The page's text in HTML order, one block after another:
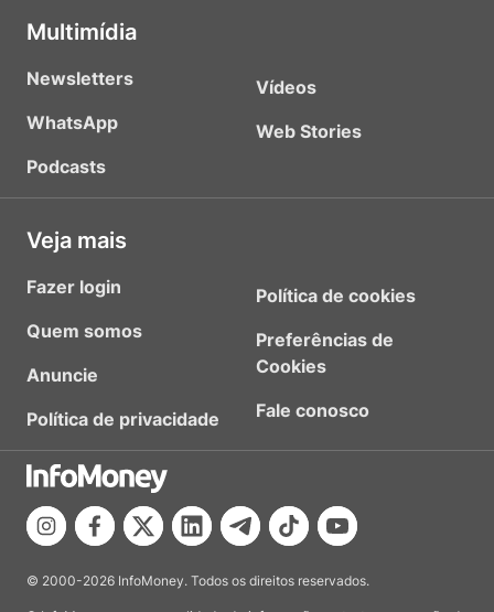
Multimídia
Newsletters
WhatsApp
Podcasts
Vídeos
Web Stories
Veja mais
Fazer login
Quem somos
Anuncie
Política de privacidade
Política de cookies
Preferências de
Cookies
Fale conosco
© 2000-2026 InfoMoney. Todos os direitos reservados.